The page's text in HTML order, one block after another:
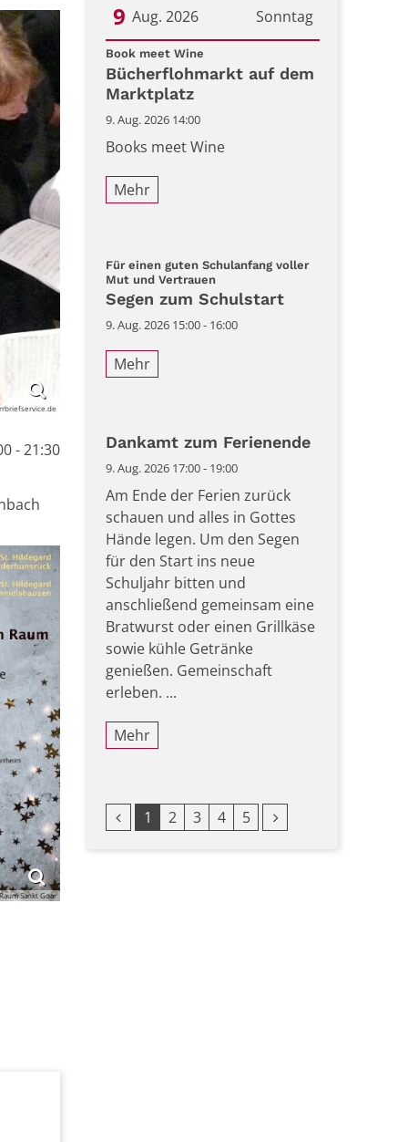
- 21:30
Sankt Goar
Sonntag
9 Aug. 2026
Datum: 9. August 2026
Book meet Wine
Bücherflohmarkt auf dem
Marktplatz
9. Aug. 2026 14:00
Books meet Wine
Mehr
Für einen guten Schulanfang voller
Mut und Vertrauen:
Segen zum Schulstart
9. Aug. 2026 15:00 - 16:00
Mehr
Dankamt zum Ferienende
9. Aug. 2026 17:00 - 19:00
Am Ende der Ferien zurück
schauen und alles in Gottes
Hände legen. Um den Segen
für den Start ins neue
Schuljahr bitten und
anschließend gemeinsam eine
Bratwurst oder einen Grillkäse
sowie kühle Getränke
genießen. Gemeinschaft
erleben. ...
Mehr
Vorherige Seite
1 2 3 4 5 Nächste Seite